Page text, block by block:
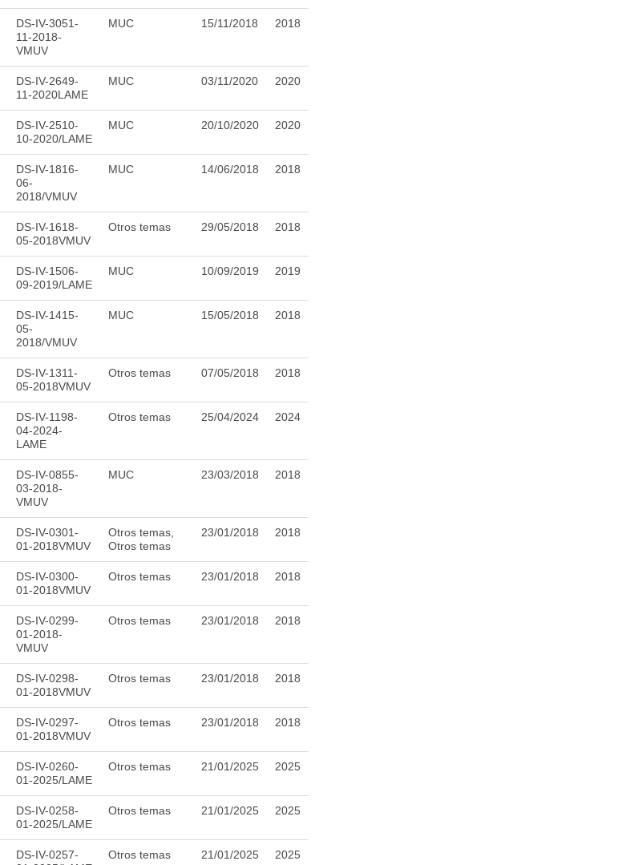
DS-IV-3051-
11-2018-
VMUV
MUC 15/11/2018 2018
DS-IV-2649-
11-2020LAME
MUC 03/11/2020 2020
DS-IV-2510-
10-2020/LAME
MUC 20/10/2020 2020
DS-IV-1816-
06-
2018/VMUV
MUC 14/06/2018 2018
DS-IV-1618-
05-2018VMUV
Otros temas 29/05/2018 2018
DS-IV-1506-
09-2019/LAME
MUC 10/09/2019 2019
DS-IV-1415-
05-
2018/VMUV
MUC 15/05/2018 2018
DS-IV-1311-
05-2018VMUV
Otros temas 07/05/2018 2018
DS-IV-1198-
04-2024-
LAME
Otros temas 25/04/2024 2024
DS-IV-0855-
03-2018-
VMUV
MUC 23/03/2018 2018
DS-IV-0301-
01-2018VMUV
Otros temas,
Otros temas
23/01/2018 2018
DS-IV-0300-
01-2018VMUV
Otros temas 23/01/2018 2018
DS-IV-0299-
01-2018-
VMUV
Otros temas 23/01/2018 2018
DS-IV-0298-
01-2018VMUV
Otros temas 23/01/2018 2018
DS-IV-0297-
01-2018VMUV
Otros temas 23/01/2018 2018
DS-IV-0260-
01-2025/LAME
Otros temas 21/01/2025 2025
DS-IV-0258-
01-2025/LAME
Otros temas 21/01/2025 2025
DS-IV-0257-
Otros temas 21/01/2025 2025